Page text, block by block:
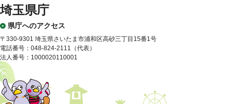
埼玉県庁
県庁へのアクセス
〒330-9301 埼玉県さいたま市浦和区高砂三丁目15番1号
電話番号：048-824-2111（代表）
法人番号：1000020110001